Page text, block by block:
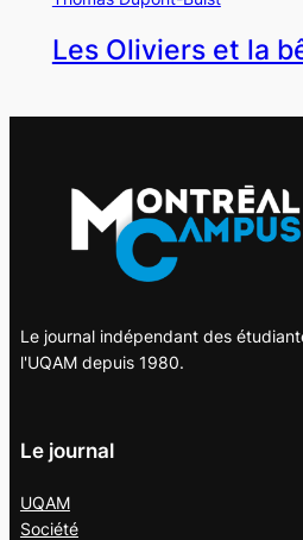
Les Oliviers et la
Le journal indépendant des
l'UQAM depuis 1980.
Le journal
UQAM
Société